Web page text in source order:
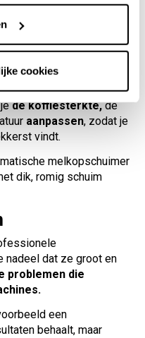
cookies
resultaat zijn
molen, die koffie van
te gebruiken en snel zijn.
jede koffiesterkte,de
aanpassen, zodat je
vindt.
melkopschuimer
dik, romig schuim
nadeel dat ze groot en
problemen die
een
behaalt, maar